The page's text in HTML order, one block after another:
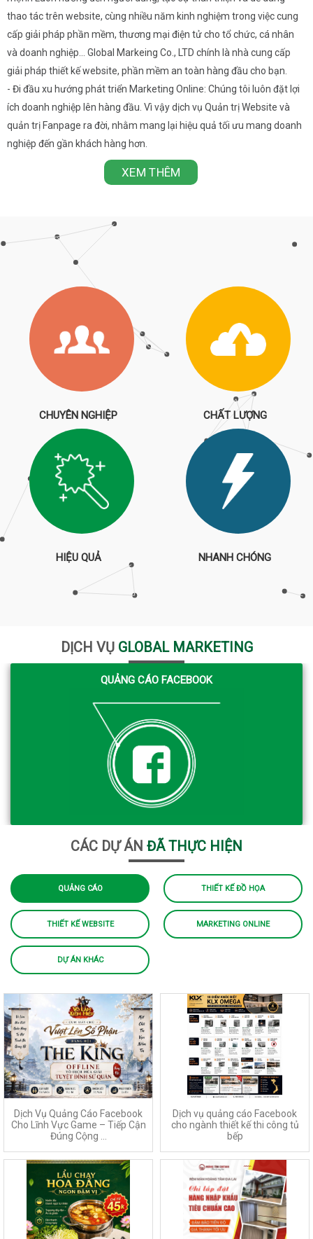
thao tác trên website, cùng nhiều năm kinh nghiệm trong việc cung
cấp giải pháp phần mềm, thương mại điện tử cho tổ chức, cá nhân
và doanh nghiệp… Global Markeing Co., LTD chính là nhà cung cấp
giải pháp thiết kế website, phần mềm an toàn hàng đầu cho bạn.
- Đi đầu xu hướng phát triển Marketing Online: Chúng tôi luôn đặt lợi
ích doanh nghiệp lên hàng đầu. Vì vậy dịch vụ Quản trị Website và
quản trị Fanpage ra đời, nhằm mang lại hiệu quả tối ưu mang doanh
nghiệp đến gần khách hàng hơn.
XEM THÊM
CHUYÊN NGHIỆP CHẤT LƯỢNG
HIỆU QUẢ NHANH CHÓNG
DỊCH VỤGLOBAL MARKETING
QUẢNG CÁO FACEBOOK
CÁC DỰ ÁN ĐÃ THỰC HIỆN
QUẢNG CÁO THIẾT KẾ ĐỒ HỌA
THIẾT KẾ WEBSITE MARKETING ONLINE
DỰ ÁN KHÁC
Dịch Vụ Quảng Cáo Facebook
Cho Lĩnh Vực Game – Tiếp Cận
Đúng Cộng ...
Dịch vụ quảng cáo Facebook
cho ngành thiết kế thi công tủ
bếp